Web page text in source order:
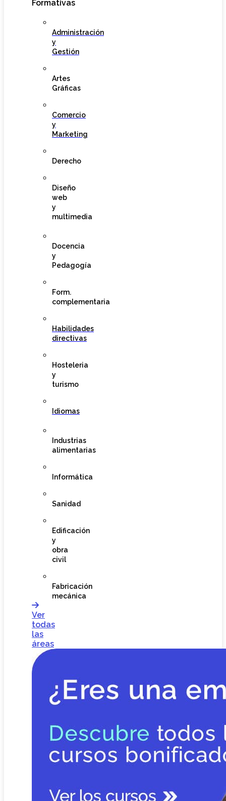
Formativas
Administración
y
Gestión
Artes
Gráficas
Comercio
y
Marketing
Derecho
Diseño
web
y
multimedia
Docencia
y
Pedagogía
Form.
complementaria
Habilidades
directivas
Hosteleria
y
turismo
Idiomas
Industrias
alimentarias
Informática
Sanidad
Edificación
y
obra
civil
Fabricación
mecánica
Ver
todas
las
áreas